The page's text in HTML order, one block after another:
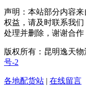
声明：本站部分内容
权益，请及时联系我
处理并删除，谢谢合作
版权所有：昆明逸天物
号-2
各地配货站 | 在线留言